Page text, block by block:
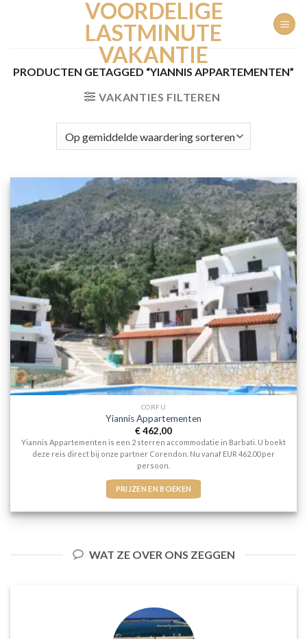
VOORDELIGE
LASTMINUTE
VAKANTIE
PRODUCTEN GETAGGED “YIANNIS APPARTEMENTEN”
VAKANTIES FILTEREN
CORFU
Yiannis Appartementen
€462,00
Yiannis Appartementen is een 2 sterren accommodatie in Barbati. U boekt
deze reis direct bij onze partner Corendon. Nu vanaf EUR 462.00 per
persoon.
PRIJZEN EN BOEKEN
WAT ZE OVER ONS ZEGGEN